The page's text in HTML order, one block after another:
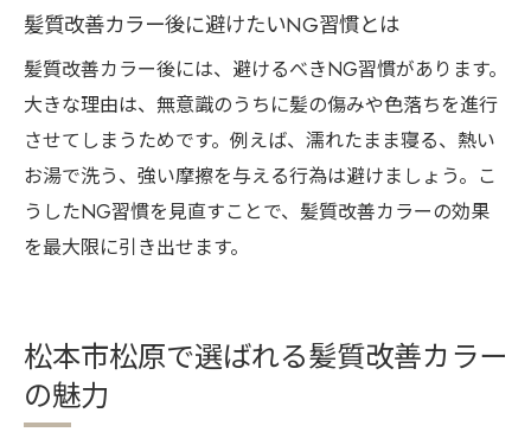
髪質改善カラー後に避けたいNG習慣とは
髪質改善カラー後には、避けるべきNG習慣があります。
大きな理由は、無意識のうちに髪の傷みや色落ちを進行
させてしまうためです。例えば、濡れたまま寝る、熱い
お湯で洗う、強い摩擦を与える行為は避けましょう。こ
うしたNG習慣を見直すことで、髪質改善カラーの効果
を最大限に引き出せます。
松本市松原で選ばれる髪質改善カラー
の魅力